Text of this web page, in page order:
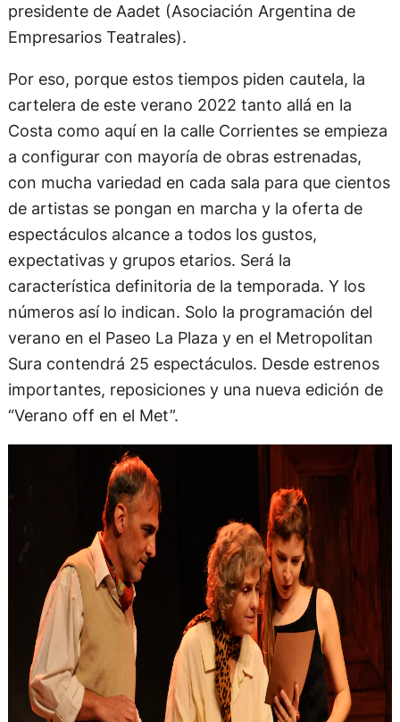
presidente de Aadet (Asociación Argentina de
Empresarios Teatrales).
Por eso, porque estos tiempos piden cautela, la
cartelera de este verano 2022 tanto allá en la
Costa como aquí en la calle Corrientes se empieza
a configurar con mayoría de obras estrenadas,
con mucha variedad en cada sala para que cientos
de artistas se pongan en marcha y la oferta de
espectáculos alcance a todos los gustos,
expectativas y grupos etarios. Será la
característica definitoria de la temporada. Y los
números así lo indican. Solo la programación del
verano en el Paseo La Plaza y en el Metropolitan
Sura contendrá 25 espectáculos. Desde estrenos
importantes, reposiciones y una nueva edición de
“Verano off en el Met”.